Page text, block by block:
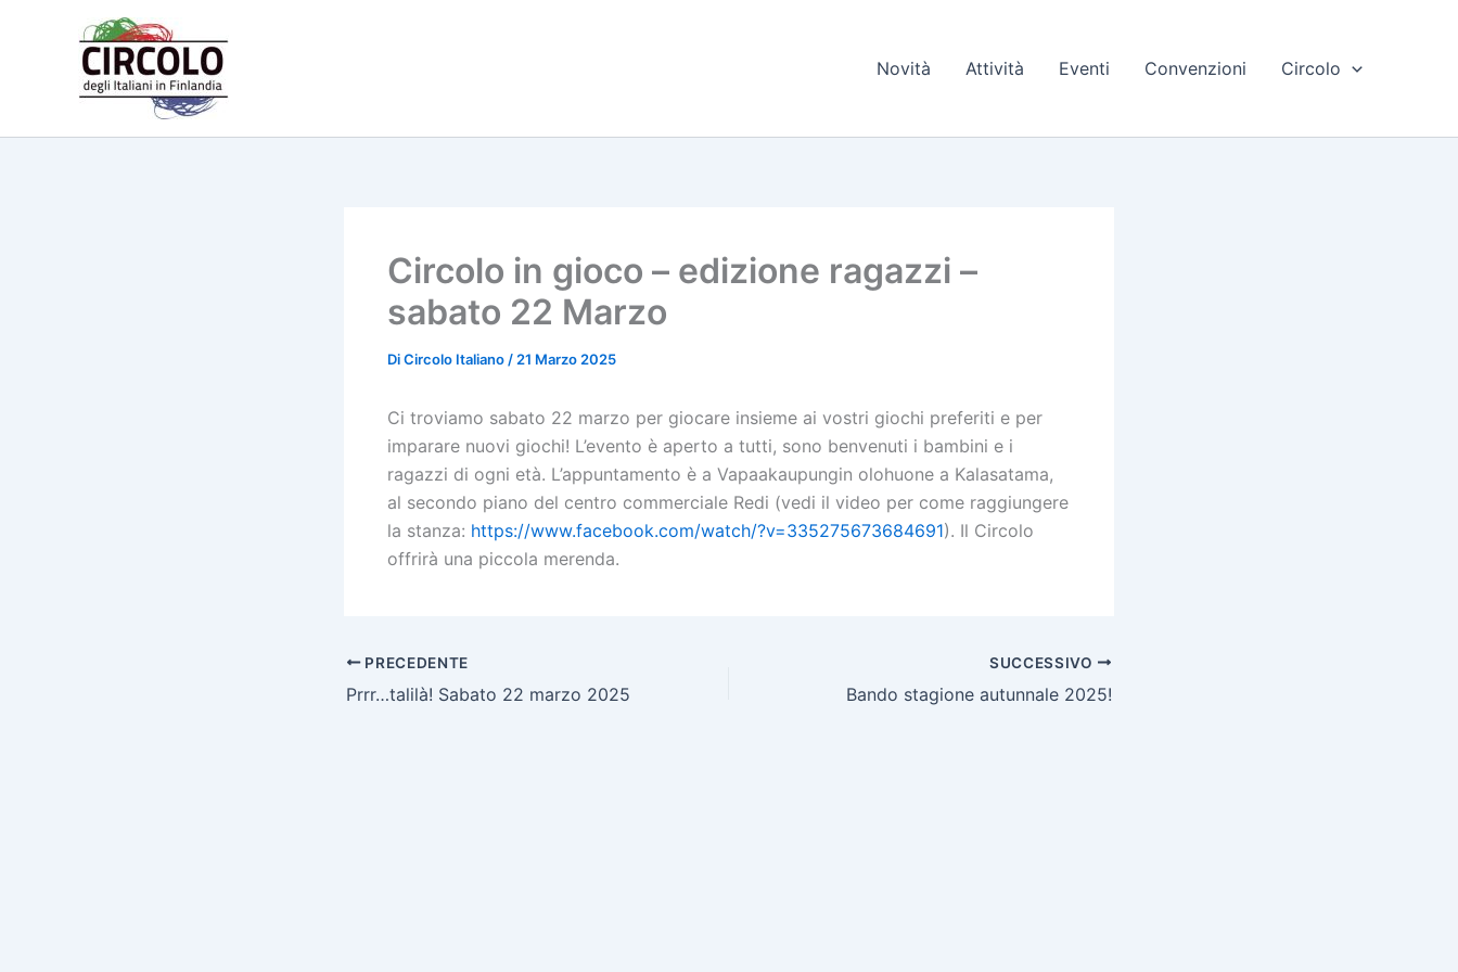
Novità Attività Eventi Convenzioni Circolo
Circolo in gioco – edizione ragazzi –
sabato 22 Marzo
DiCircolo Italiano / 21 Marzo 2025
Ci troviamo sabato 22 marzo per giocare insieme ai vostri giochi preferiti e per
imparare nuovi giochi! L’evento è aperto a tutti, sono benvenuti i bambini e i
ragazzi di ogni età. L’appuntamento è a Vapaakaupungin olohuone a Kalasatama,
al secondo piano del centro commerciale Redi (vedi il video per come raggiungere
la stanza: https://www.facebook.com/watch/?v=335275673684691). Il Circolo
offrirà una piccola merenda.
PRECEDENTE
Prrr…talilà! Sabato 22 marzo 2025
SUCCESSIVO
Bando stagione autunnale 2025!